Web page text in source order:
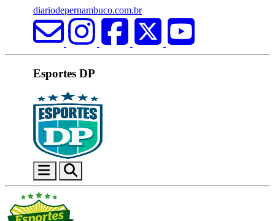
diariodepernambuco.com.br
Esportes DP